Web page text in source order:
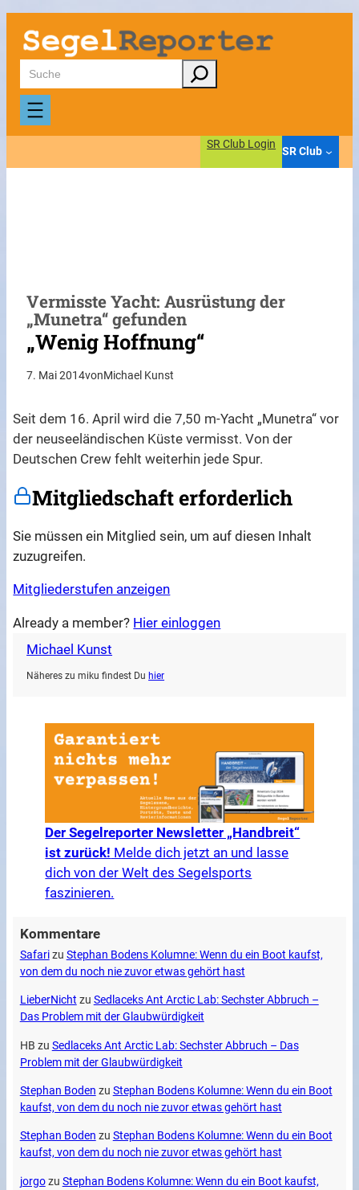
Zum
Inhalt
springen
Suchen
SR Club Login
SR Club
Vermisste Yacht: Ausrüstung der
„Munetra“ gefunden
„Wenig Hoffnung“
7. Mai 2014vonMichael Kunst
Seit dem 16. April wird die 7,50 m-Yacht „Munetra“ vor
der neuseeländischen Küste vermisst. Von der
Deutschen Crew fehlt weiterhin jede Spur.
Mitgliedschaft erforderlich
Sie müssen ein Mitglied sein, um auf diesen Inhalt
zuzugreifen.
Mitgliederstufen anzeigen
Already a member? Hier einloggen
Michael Kunst
Näheres zu miku findest Du hier
Der Segelreporter Newsletter „Handbreit“
ist zurück! Melde dich jetzt an und lasse
dich von der Welt des Segelsports
faszinieren.
Kommentare
Safarizu Stephan Bodens Kolumne: Wenn du ein Boot kaufst,
von dem du noch nie zuvor etwas gehört hast
LieberNicht zu Sedlaceks Ant Arctic Lab: Sechster Abbruch –
Das Problem mit der Glaubwürdigkeit
HB zu Sedlaceks Ant Arctic Lab: Sechster Abbruch – Das
Problem mit der Glaubwürdigkeit
Stephan Boden zu Stephan Bodens Kolumne: Wenn du ein Boot
kaufst, von dem du noch nie zuvor etwas gehört hast
Stephan Boden zu Stephan Bodens Kolumne: Wenn du ein Boot
kaufst, von dem du noch nie zuvor etwas gehört hast
jorgozu Stephan Bodens Kolumne: Wenn du ein Boot kaufst,